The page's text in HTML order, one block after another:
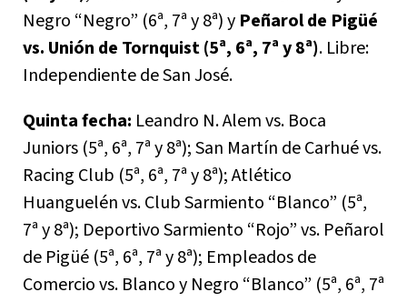
Negro “Negro” (6ª, 7ª y 8ª) y Peñarol de Pigüé
vs. Unión de Tornquist (5ª, 6ª, 7ª y 8ª). Libre:
Independiente de San José.
Quinta fecha: Leandro N. Alem vs. Boca
Juniors (5ª, 6ª, 7ª y 8ª); San Martín de Carhué vs.
Racing Club (5ª, 6ª, 7ª y 8ª); Atlético
Huanguelén vs. Club Sarmiento “Blanco” (5ª,
7ª y 8ª); Deportivo Sarmiento “Rojo” vs. Peñarol
de Pigüé (5ª, 6ª, 7ª y 8ª); Empleados de
Comercio vs. Blanco y Negro “Blanco” (5ª, 6ª, 7ª